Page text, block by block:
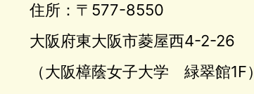
住所：〒577-8550
大阪府東大阪市菱屋西4-2-26
（大阪樟蔭女子大学 緑翠館1F）